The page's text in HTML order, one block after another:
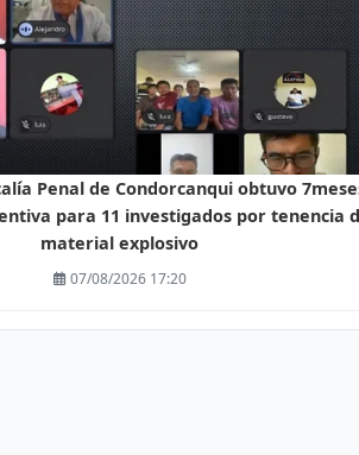
Penal de Condorcanqui obtuvo
para 11 investigados por tenencia
material explosivo
07/08/2026 17:20